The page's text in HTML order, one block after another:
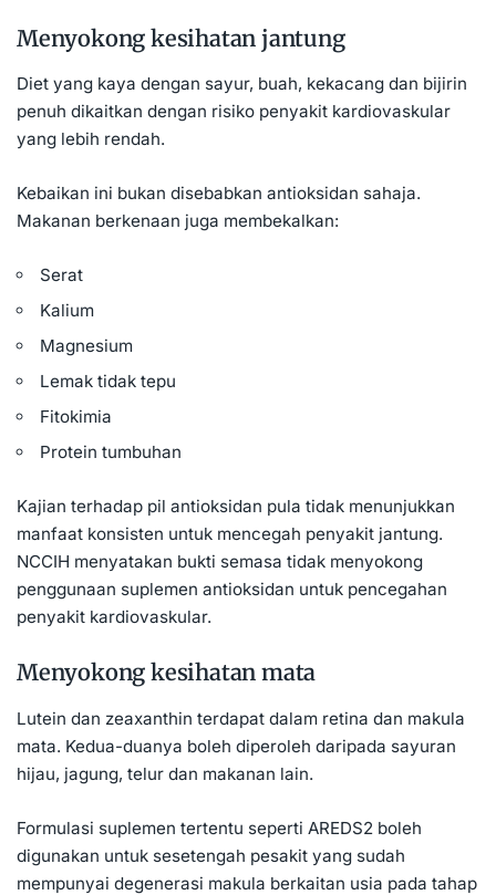
Menyokong kesihatan jantung
Diet yang kaya dengan sayur, buah, kekacang dan bijirin
penuh dikaitkan dengan risiko penyakit kardiovaskular
yang lebih rendah.
Kebaikan ini bukan disebabkan antioksidan sahaja.
Makanan berkenaan juga membekalkan:
Serat
Kalium
Magnesium
Lemak tidak tepu
Fitokimia
Protein tumbuhan
Kajian terhadap pil antioksidan pula tidak menunjukkan
manfaat konsisten untuk mencegah penyakit jantung.
NCCIH menyatakan bukti semasa tidak menyokong
penggunaan suplemen antioksidan untuk pencegahan
penyakit kardiovaskular.
Menyokong kesihatan mata
Lutein dan zeaxanthin terdapat dalam retina dan makula
mata. Kedua-duanya boleh diperoleh daripada sayuran
hijau, jagung, telur dan makanan lain.
Formulasi suplemen tertentu seperti AREDS2 boleh
digunakan untuk sesetengah pesakit yang sudah
mempunyai degenerasi makula berkaitan usia pada tahap